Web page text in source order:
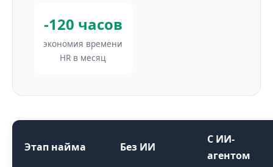
-120 часов
экономия времени
HR в месяц
Этап найма Без ИИ
С ИИ-
агентом